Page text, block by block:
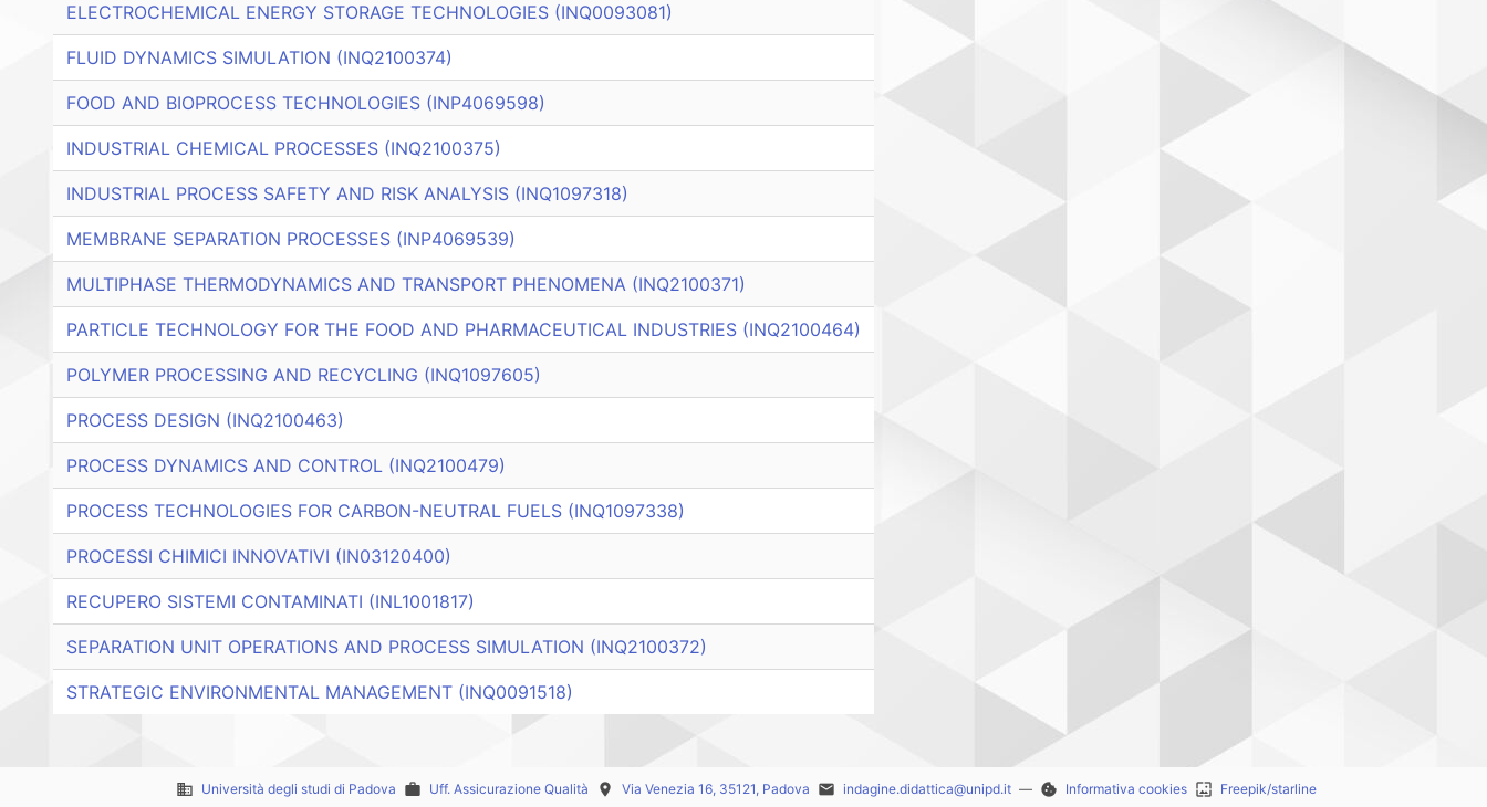
ELECTROCHEMICAL ENERGY STORAGE TECHNOLOGIES (INQ0093081)
FLUID DYNAMICS SIMULATION (INQ2100374)
FOOD AND BIOPROCESS TECHNOLOGIES (INP4069598)
INDUSTRIAL CHEMICAL PROCESSES (INQ2100375)
INDUSTRIAL PROCESS SAFETY AND RISK ANALYSIS (INQ1097318)
MEMBRANE SEPARATION PROCESSES (INP4069539)
MULTIPHASE THERMODYNAMICS AND TRANSPORT PHENOMENA (INQ2100371)
PARTICLE TECHNOLOGY FOR THE FOOD AND PHARMACEUTICAL INDUSTRIES (INQ2100464)
POLYMER PROCESSING AND RECYCLING (INQ1097605)
PROCESS DESIGN (INQ2100463)
PROCESS DYNAMICS AND CONTROL (INQ2100479)
PROCESS TECHNOLOGIES FOR CARBON-NEUTRAL FUELS (INQ1097338)
PROCESSI CHIMICI INNOVATIVI (IN03120400)
RECUPERO SISTEMI CONTAMINATI (INL1001817)
SEPARATION UNIT OPERATIONS AND PROCESS SIMULATION (INQ2100372)
STRATEGIC ENVIRONMENTAL MANAGEMENT (INQ0091518)
business Università degli studi di Padova work Uff. Assicurazione Qualità place Via Venezia 16, 35121, Padova email indagine.didattica@unipd.it — cookie Informativa cookies wallpaper Freepik/starline